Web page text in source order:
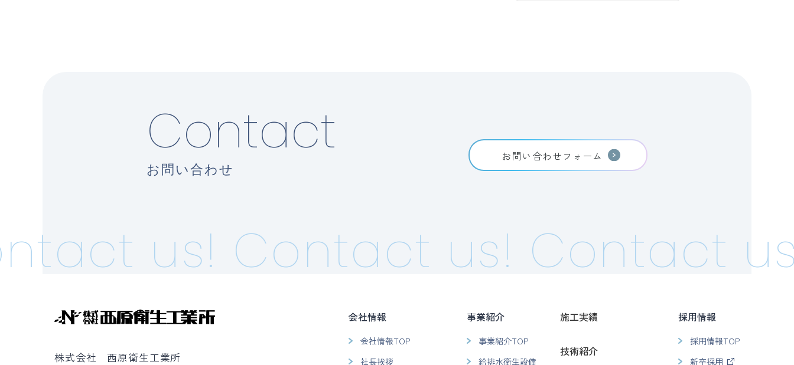
Contact
お問い合わせ
お問い合わせフォーム
us! Contact us! Contact us!
株式会社 西原衛生工業所
会社情報
会社情報TOP
社長挨拶
事業紹介
事業紹介TOP
給排水衛生設備
施工実績
技術紹介
採用情報
採用情報TOP
新卒採用